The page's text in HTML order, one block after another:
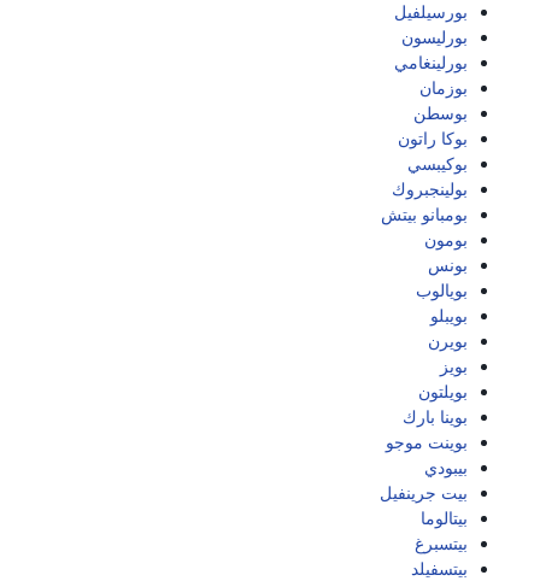
بورسيلفيل
بورليسون
بورلينغامي
بوزمان
بوسطن
بوكا راتون
بوكيبسي
بولينجبروك
بومبانو بيتش
بومون
بونس
بويالوب
بويبلو
بويرن
بويز
بويلتون
بوينا بارك
بوينت موجو
بيبودي
بيت جرينفيل
بيتالوما
بيتسبرغ
بيتسفيلد